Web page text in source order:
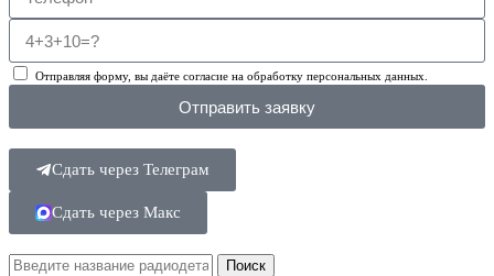
Отправляя форму, вы даёте согласие на обработку персональных данных.
Отправить заявку
Сдать через Телеграм
Сдать через Макс
Поиск